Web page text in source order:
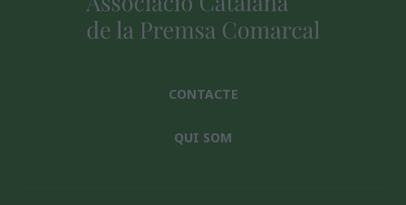
CONTACTE
QUI SOM